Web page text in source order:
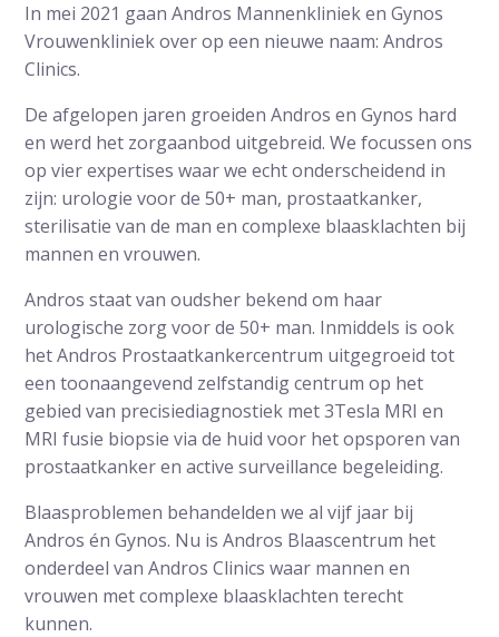
In mei 2021 gaan Andros Mannenkliniek en Gynos
Vrouwenkliniek over op een nieuwe naam: Andros
Clinics.
De afgelopen jaren groeiden Andros en Gynos hard
en werd het zorgaanbod uitgebreid. We focussen ons
op vier expertises waar we echt onderscheidend in
zijn: urologie voor de 50+ man, prostaatkanker,
sterilisatie van de man en complexe blaasklachten bij
mannen en vrouwen.
Andros staat van oudsher bekend om haar
urologische zorg voor de 50+ man. Inmiddels is ook
het Andros Prostaatkankercentrum uitgegroeid tot
een toonaangevend zelfstandig centrum op het
gebied van precisiediagnostiek met 3Tesla MRI en
MRI fusie biopsie via de huid voor het opsporen van
prostaatkanker en active surveillance begeleiding.
Blaasproblemen behandelden we al vijf jaar bij
Andros én Gynos. Nu is Andros Blaascentrum het
onderdeel van Andros Clinics waar mannen en
vrouwen met complexe blaasklachten terecht
kunnen.